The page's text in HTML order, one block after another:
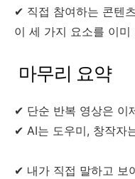
✔ 직접 참여하는 콘텐츠
이 세 가지 요소를 이
마무리 요약
✔ 단순 반복 영상은 이
✔ AI는 도우미, 창작자
✔ 내가 직접 말하고 보